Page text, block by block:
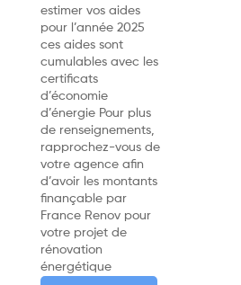
estimer vos aides
pour l’année 2025
ces aides sont
cumulables avec les
certificats
d’économie
d’énergie Pour plus
de renseignements,
rapprochez-vous de
votre agence afin
d’avoir les montants
finançable par
France Renov pour
votre projet de
rénovation
énergétique